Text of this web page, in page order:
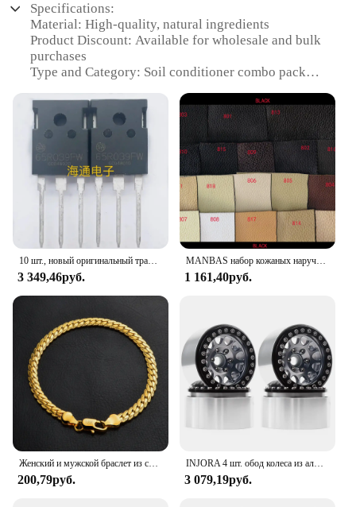
Specifications:
Material: High-quality, natural ingredients
Product Discount: Available for wholesale and bulk
purchases
Type and Category: Soil conditioner combo pack
packaging
Usage and Purpose: Enhances soil quality for
optimal plant growth
Typical Adaptive Scenario: Suitable for both indoor
and outdoor gardening
Shape or Size or Weight or Quantity: Comes in a
convenient PG245 CL246 combo pack
Features:
|Vendors|
**Optimize Your Garden's Health**
gardening enthusiasts and professionals alike. This
soil conditioner set is designed to revitalize your
garden's soil, ensuring that your plants receive the
nutrients they need to thrive. The high-quality,
natural ingredients in this combo pack are
meticulously chosen to enhance soil structure,
improve drainage, and boost fertility. Whether
you're a seasoned gardener or just starting out, this
set is your go-to solution for achieving healthy,
vibrant plants.
10 шт., новый оригинальный транзистор 65R039FW HRM65R039FW TO-247 80A 650V MOSFET MOS IGBT
3 349,46руб.
MANBAS набор кожаных наручных диванов для гостиной/muebles de sala диван из натуральной кожи
1 161,40руб.
Женский и мужской браслет из серебра 925 пробы, с цепочкой 5 мм
200,79руб.
INJORA 4 шт. обод колеса из алюминиевого сплава с ЧПУ 1,9 для 1/10 RC гусеничного автомобиля Axial SCX10 90046 AXI03007 TRX4 VS4-10 Redcat Gen8
3 079,19руб.